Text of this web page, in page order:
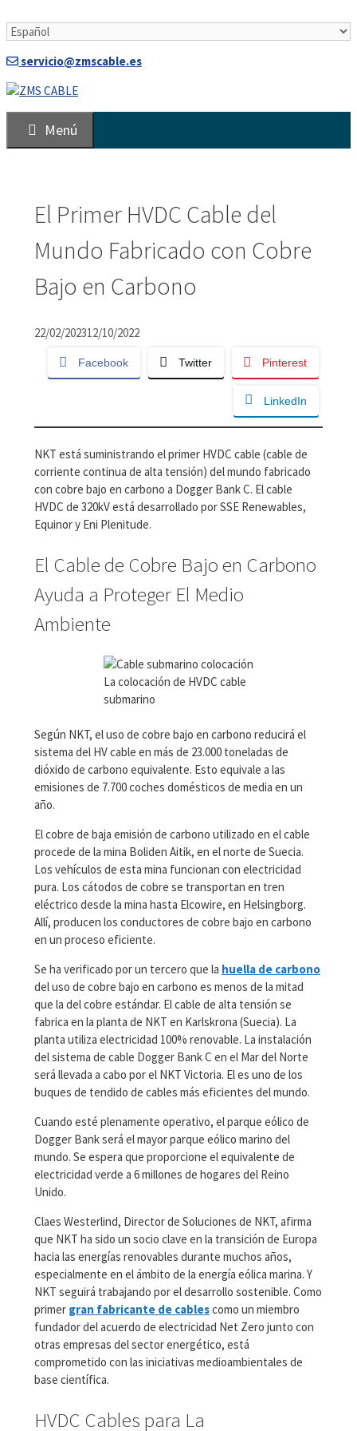
al
servicio@zmscable.es
Menú
El Primer HVDC Cable del
Mundo Fabricado con Cobre
Bajo en Carbono
22/02/202312/10/2022
Facebook Twitter Pinterest
LinkedIn
NKT está suministrando el primer HVDC cable (cable de
corriente continua de alta tensión) del mundo fabricado
con cobre bajo en carbono a Dogger Bank C. El cable
HVDC de 320kV está desarrollado por SSE Renewables,
Equinor y Eni Plenitude.
El Cable de Cobre Bajo en Carbono
Ayuda a Proteger El Medio
Ambiente
La colocación de HVDC cable
submarino
Según NKT, el uso de cobre bajo en carbono reducirá el
sistema del HV cable en más de 23.000 toneladas de
dióxido de carbono equivalente. Esto equivale a las
emisiones de 7.700 coches domésticos de media en un
año.
El cobre de baja emisión de carbono utilizado en el cable
procede de la mina Boliden Aitik, en el norte de Suecia.
Los vehículos de esta mina funcionan con electricidad
pura. Los cátodos de cobre se transportan en tren
eléctrico desde la mina hasta Elcowire, en Helsingborg.
Allí, producen los conductores de cobre bajo en carbono
en un proceso eficiente.
Se ha verificado por un tercero que la huella de carbono
del uso de cobre bajo en carbono es menos de la mitad
que la del cobre estándar. El cable de alta tensión se
fabrica en la planta de NKT en Karlskrona (Suecia). La
planta utiliza electricidad 100% renovable. La instalación
del sistema de cable Dogger Bank C en el Mar del Norte
será llevada a cabo por el NKT Victoria. El es uno de los
buques de tendido de cables más eficientes del mundo.
Cuando esté plenamente operativo, el parque eólico de
Dogger Bank será el mayor parque eólico marino del
mundo. Se espera que proporcione el equivalente de
electricidad verde a 6 millones de hogares del Reino
Unido.
Claes Westerlind, Director de Soluciones de NKT, afirma
que NKT ha sido un socio clave en la transición de Europa
hacia las energías renovables durante muchos años,
especialmente en el ámbito de la energía eólica marina. Y
NKT seguirá trabajando por el desarrollo sostenible. Como
primer gran fabricante de cablescomo un miembro
fundador del acuerdo de electricidad Net Zero junto con
otras empresas del sector energético, está
comprometido con las iniciativas medioambientales de
base científica.
HVDC Cables para La